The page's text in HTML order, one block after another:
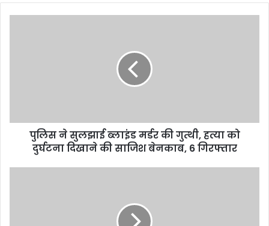
पुलिस ने सुलझाई ब्लाइंड मर्डर की गुत्थी, हत्या को
दुर्घटना दिखाने की साजिश बेनकाब, 6 गिरफ्तार